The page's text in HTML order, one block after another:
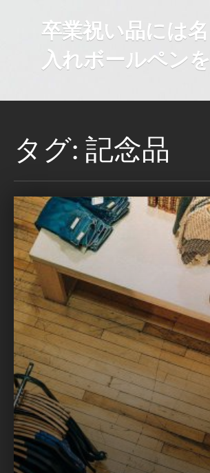
卒業祝い品には名
入れボールペンを
タグ: 記念品